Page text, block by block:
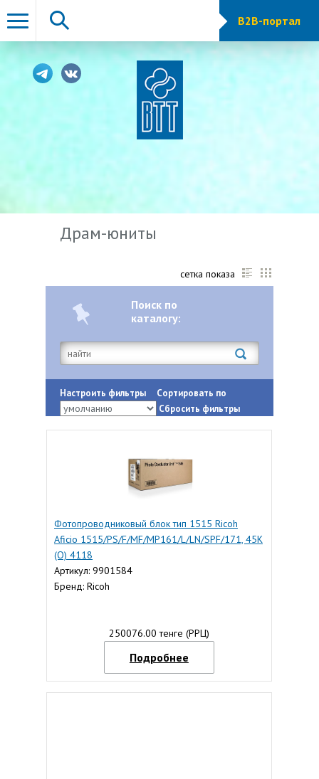
B2B-портал
Драм-юниты
сетка показа
Поиск по
каталогу:
Настроить фильтры Сортировать по
Сбросить фильтры
Фотопроводниковый блок тип 1515 Ricoh
Aficio 1515/PS/F/MF/MP161/L/LN/SPF/171, 45K
(O) 4118
Артикул: 9901584
Бренд: Ricoh
250076.00 тенге (РРЦ)
Подробнее